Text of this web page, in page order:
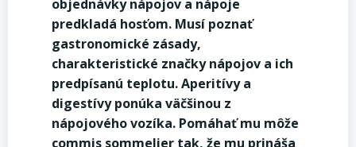
objednávky nápojov a nápoje
predkladá hosťom. Musí poznať
gastronomické zásady,
charakteristické značky nápojov a ich
predpísanú teplotu. Aperitívy a
digestívy ponúka väčšinou z
nápojového vozíka. Pomáhať mu môže
commis sommelier tak, že mu prináša